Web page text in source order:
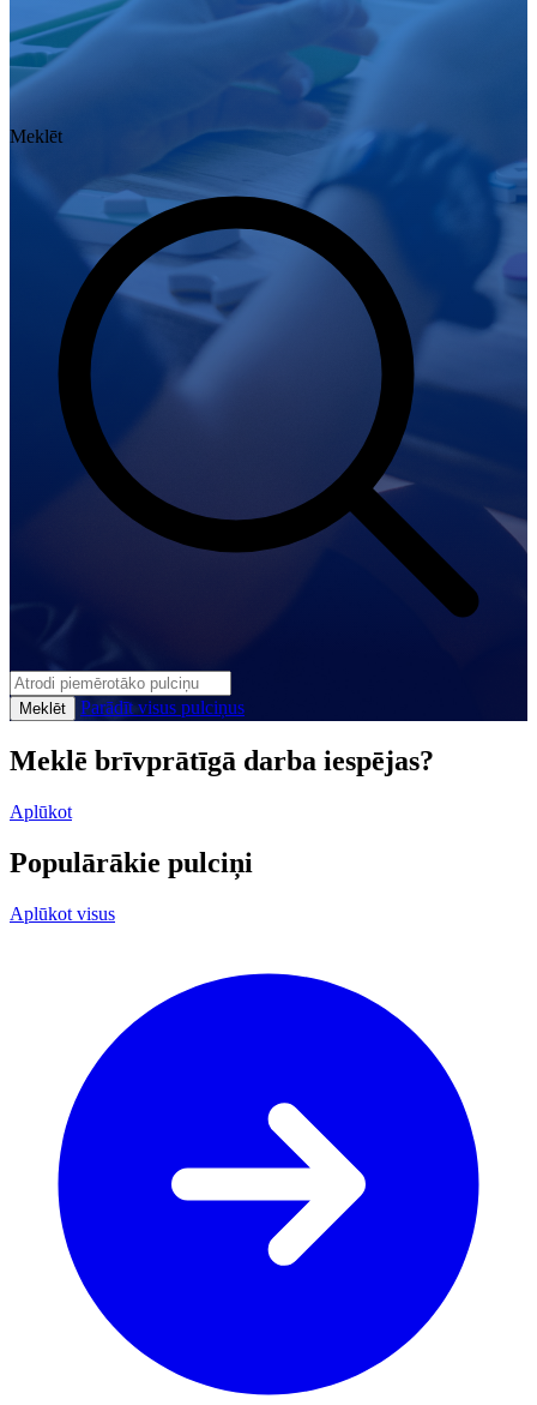
Meklēt
Meklēt Parādīt visus pulciņus
Meklē brīvprātīgā darba iespējas?
Aplūkot
Populārākie pulciņi
Aplūkot visus